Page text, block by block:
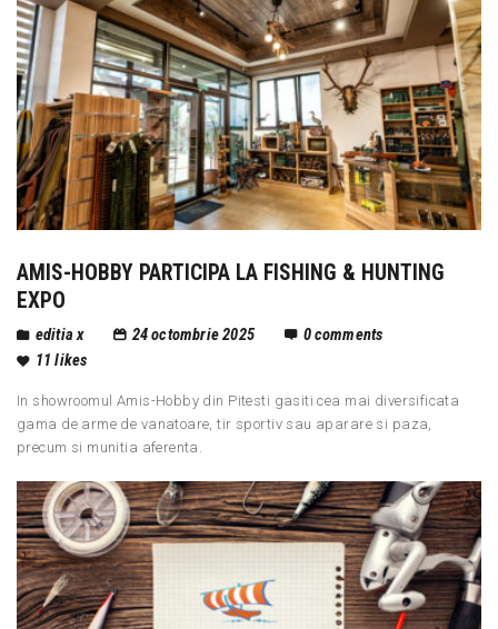
AMIS-HOBBY PARTICIPA LA FISHING & HUNTING
EXPO
editia x 24 octombrie 2025 0comments
11 likes
In showroomul Amis-Hobby din Pitesti gasiti cea mai diversificata
gama de arme de vanatoare, tir sportiv sau aparare si paza,
precum si munitia aferenta.